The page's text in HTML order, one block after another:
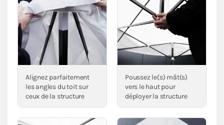
Alignez parfaitement
les angles du toit sur
ceux de la structure
Poussez le(s) mât(s)
vers le haut pour
déployer la structure